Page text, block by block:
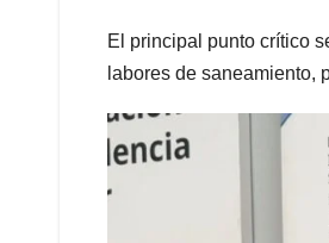
El principal punto crítico
labores de saneamiento,